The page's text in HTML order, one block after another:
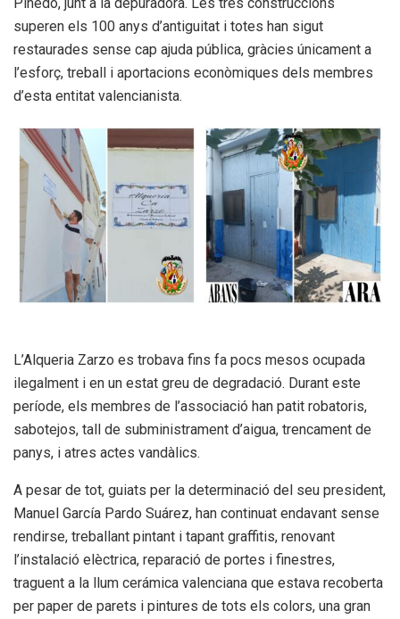
superen els 100 anys d’antiguitat i totes han sigut
restaurades sense cap ajuda pública, gràcies únicament a
l’esforç, treball i aportacions econòmiques dels membres
d’esta entitat valencianista.
L’Alqueria Zarzo es trobava fins fa pocs mesos ocupada
ilegalment i en un estat greu de degradació. Durant este
període, els membres de l’associació han patit robatoris,
sabotejos, tall de subministrament d’aigua, trencament de
panys, i atres actes vandàlics.
A pesar de tot, guiats per la determinació del seu president,
Manuel García Pardo Suárez, han continuat endavant sense
rendirse, treballant pintant i tapant graffitis, renovant
l’instalació elèctrica, reparació de portes i finestres,
traguent a la llum cerámica valenciana que estava recoberta
per paper de parets i pintures de tots els colors, una gran